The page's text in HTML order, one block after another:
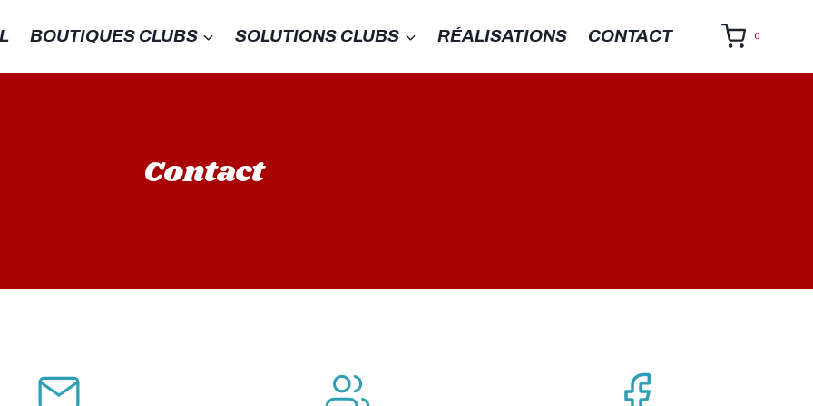
BOUTIQUES CLUBS SOLUTIONS CLUBS RÉALISATIONS CONTACT 0
Contact